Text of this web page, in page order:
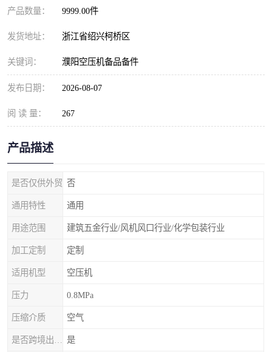
产品数量： 9999.00件
发货地址： 浙江省绍兴柯桥区
关键词： 濮阳空压机备品备件
发布日期： 2026-08-07
阅 读 量： 267
产品描述
是否仅供外贸 否
通用特性 通用
用途范围 建筑五金行业/风机风口行业/化学包装行业
加工定制 定制
适用机型 空压机
压力 0.8MPa
压缩介质 空气
是